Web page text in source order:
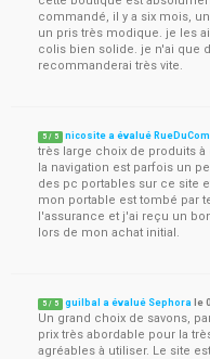
commandé, il y a six mois,
un pris très modique. je les
colis bien solide. je n'ai que
recommanderai très vite.
5 / 5 nicosite a évalué
très large choix de produits
la navigation est parfois un
des pc portables sur ce site
mon portable est tombé par
l'assurance et j'ai reçu un
lors de mon achat initial.
5 / 5 guilbal a évalué Sephora le
Un grand choix de savons,
prix très abordable pour la
agréables à utiliser. Le site